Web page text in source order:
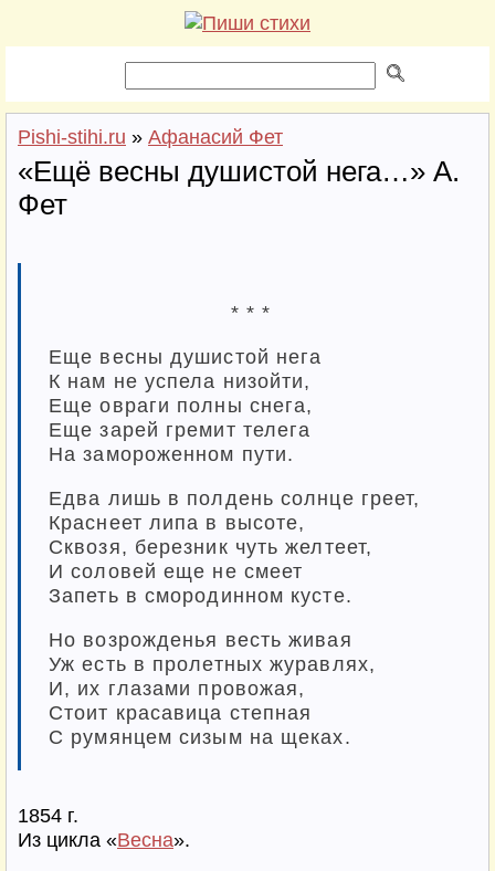
Pishi-stihi.ru » Афанасий Фет
«Ещё весны душистой нега…» А.
Фет
* * *
Еще весны душистой нега
К нам не успела низойти,
Еще овраги полны снега,
Еще зарей гремит телега
На замороженном пути.
Едва лишь в полдень солнце греет,
Краснеет липа в высоте,
Сквозя, березник чуть желтеет,
И соловей еще не смеет
Запеть в смородинном кусте.
Но возрожденья весть живая
Уж есть в пролетных журавлях,
И, их глазами провожая,
Стоит красавица степная
С румянцем сизым на щеках.
1854 г.
Из цикла «Весна».